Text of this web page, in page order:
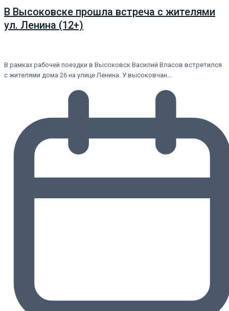
В Высоковске прошла встреча с жителями
ул. Ленина (12+)
В рамках рабочей поездки в Высоковск Василий Власов встретился
с жителями дома 26 на улице Ленина. У высоковчан…